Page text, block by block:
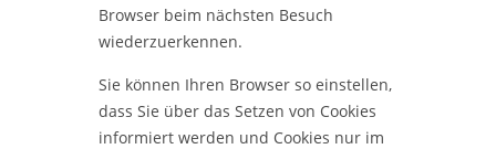
Browser beim nächsten Besuch
wiederzuerkennen.
Sie können Ihren Browser so einstellen,
dass Sie über das Setzen von Cookies
informiert werden und Cookies nur im